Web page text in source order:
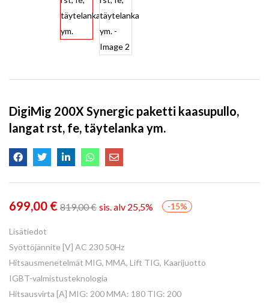
DigiMig 200X Synergic paketti kaasupullo,
langat rst, fe, täytelanka ym.
699,00 € 819,00€ sis. alv 25,5% -15%
Lisätiedot
Syöttöjännite [V] AC 230 50Hz
Hitsausmenetelmät MIG, MMA, Lift TIG, Kaarijuotto
IGBT-valmistusteknologia
Hitsausvirta [A] MIG: 200 MMA: 180 TIG: 200